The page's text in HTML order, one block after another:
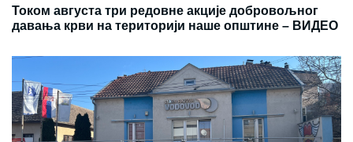
Током августа три редовне акције добровољног
давања крви на територији наше општине – ВИДЕО